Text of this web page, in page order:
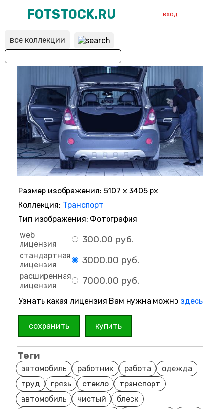
FOTSTOCK.RU
ВХОД
РЕГИСТРАЦИЯ
вход
все коллекции
Размер изображения: 5107 x 3405 px
Коллекция: Транспорт
Тип изображения: Фотография
web
лицензия
300.00 руб.
стандартная
лицензия
3000.00 руб.
расширенная
лицензия
7000.00 руб.
Узнать какая лицензия Вам нужна можно здесь
сохранить купить
Теги
автомобиль работник работа
одежда
труд
грязь стекло
транспорт
автомобиль
чистый
блеск